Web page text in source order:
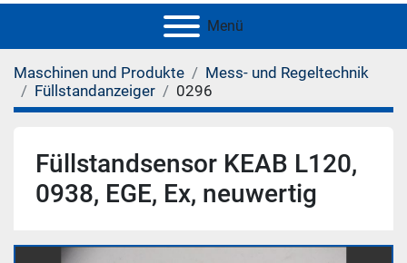
Menü
Maschinen und Produkte
Mess- und Regeltechnik
Füllstandanzeiger
0296
Füllstandsensor KEAB L120,
0938, EGE, Ex, neuwertig